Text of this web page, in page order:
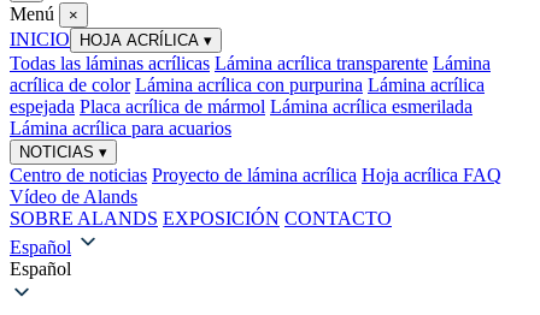
Menú ×
INICIO HOJA ACRÍLICA ▾
Todas las láminas acrílicas Lámina acrílica transparente Lámina
acrílica de color Lámina acrílica con purpurina Lámina acrílica
espejada Placa acrílica de mármol Lámina acrílica esmerilada
Lámina acrílica para acuarios
NOTICIAS ▾
Centro de noticias Proyecto de lámina acrílica Hoja acrílica FAQ
Vídeo de Alands
SOBRE ALANDS EXPOSICIÓN CONTACTO
Español
Español